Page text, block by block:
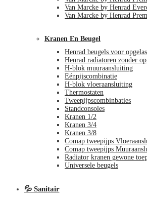
Van Marcke by Henrad
Van Marcke by Henrad
Kranen En Beugel
Henrad beugels voor
Henrad radiatoren zonder
H-blok muuraansluiting
Eénpijscombinatie
H-blok vloeraansluiting
Thermostaten
Tweepijpscombinbaties
Standconsoles
Kranen 1/2
Kranen 3/4
Kranen 3/8
Comap tweepijps
Comap tweepijps
Radiator kranen gewone
Universele beugels
💦 Sanitair